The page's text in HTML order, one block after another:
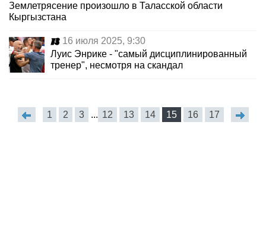
Землетрясение произошло в Таласской области
Кыргызстана
16 июля 2025, 9:30
Луис Энрике - "самый дисциплинированный
тренер", несмотря на скандал
1 2 3 ... 12 13 14 15 16 17